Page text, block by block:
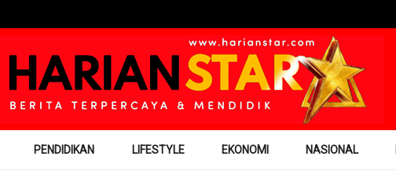
PENDIDIKAN LIFESTYLE EKONOMI NASIONAL